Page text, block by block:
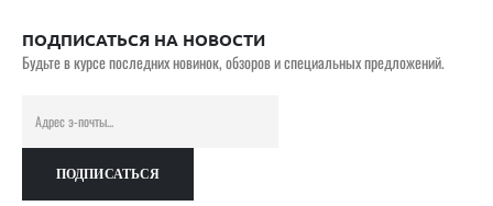
ПОДПИСАТЬСЯ НА НОВОСТИ
Будьте в курсе последних новинок, обзоров и специальных предложений.